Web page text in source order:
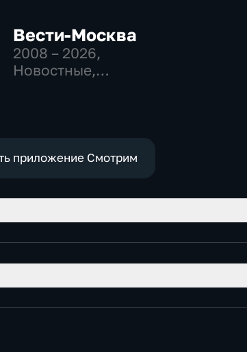
Вести-Москва
2008 – 2026,
Новостные,
приложение Смотрим